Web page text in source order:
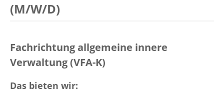
(M/W/D)
Fachrichtung allgemeine innere
Verwaltung (VFA-K)
Das bieten wir: